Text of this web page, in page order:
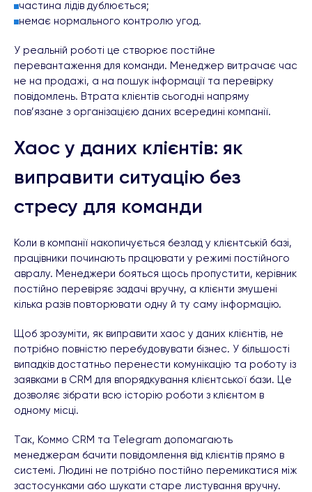
частина лідів дублюється;
немає нормального контролю угод.
У реальній роботі це створює постійне
перевантаження для команди. Менеджер витрачає час
не на продажі, а на пошук інформації та перевірку
повідомлень. Втрата клієнтів сьогодні напряму
пов’язане з організацією даних всередині компанії.
Хаос у даних клієнтів: як
виправити ситуацію без
стресу для команди
Коли в компанії накопичується безлад у клієнтській базі,
працівники починають працювати у режимі постійного
авралу. Менеджери бояться щось пропустити, керівник
постійно перевіряє задачі вручну, а клієнти змушені
кілька разів повторювати одну й ту саму інформацію.
Щоб зрозуміти, як виправити хаос у даних клієнтів, не
потрібно повністю перебудовувати бізнес. У більшості
випадків достатньо перенести комунікацію та роботу із
заявками в CRM для впорядкування клієнтської бази. Це
дозволяє зібрати всю історію роботи з клієнтом в
одному місці.
Так, Коммо CRM та Telegram допомагають
менеджерам бачити повідомлення від клієнтів прямо в
системі. Людині не потрібно постійно перемикатися між
застосунками або шукати старе листування вручну.